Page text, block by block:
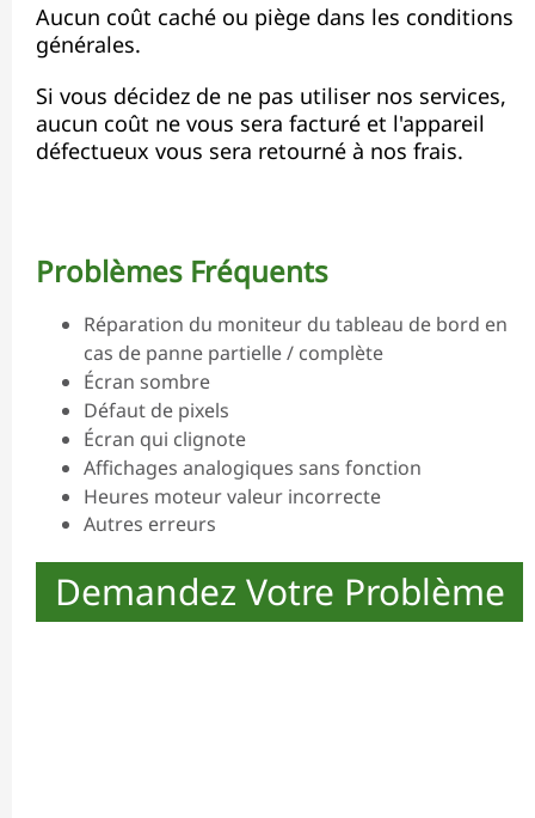
Aucun coût caché ou piège dans les conditions
générales.
Si vous décidez de ne pas utiliser nos services,
aucun coût ne vous sera facturé et l'appareil
défectueux vous sera retourné à nos frais.
Problèmes Fréquents
Réparation du moniteur du tableau de bord en
cas de panne partielle / complète
Écran sombre
Défaut de pixels
Écran qui clignote
Affichages analogiques sans fonction
Heures moteur valeur incorrecte
Autres erreurs
Demandez Votre Problème